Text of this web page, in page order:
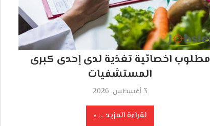
مطلوب اخصائية تغذية لدى إحدى كبرى
المستشفيات
3 أغسطس، 2026
لقراءة المزيد ...